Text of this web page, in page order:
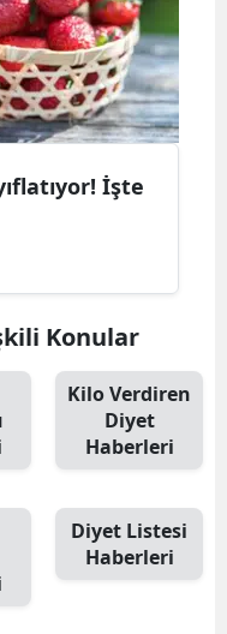
İşte
Konular
Kilo Verdiren
Diyet
Haberleri
Diyet Listesi
Haberleri